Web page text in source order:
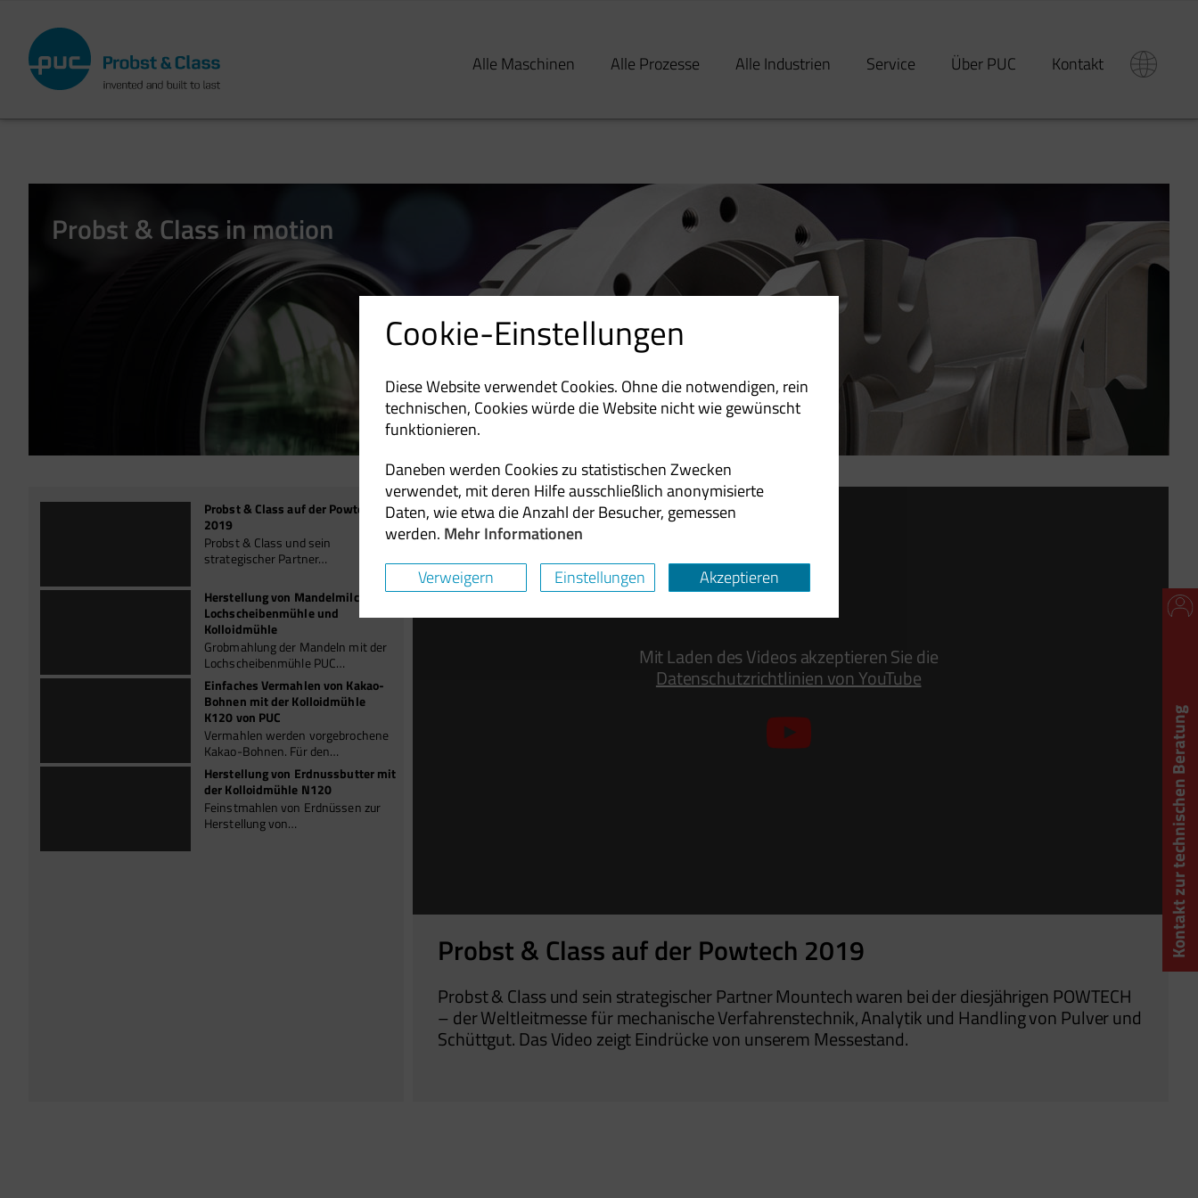
main
content
Cookie-Einstellungen
Diese Website verwendet Cookies. Ohne die notwendigen, rein
technischen, Cookies würde die Website nicht wie gewünscht
funktionieren.
Daneben werden Cookies zu statistischen Zwecken
verwendet, mit deren Hilfe ausschließlich anonymisierte
Daten, wie etwa die Anzahl der Besucher, gemessen
werden. Mehr Informationen
Verweigern
Einstellungen Akzeptieren
Alle Maschinen Alle Prozesse Alle Industrien Service Über PUC Kontakt
Kontakt zur technischen Beratung
Probst & Class in motion
Probst & Class auf der Powtech
2019
Probst & Class und sein
strategischer Partner…
Herstellung von Mandelmilch mit
Lochscheibenmühle und
Kolloidmühle
Grobmahlung der Mandeln mit der
Lochscheibenmühle PUC…
Einfaches Vermahlen von Kakao-
Bohnen mit der Kolloidmühle
K120 von PUC
Vermahlen werden vorgebrochene
Kakao-Bohnen. Für den…
Herstellung von Erdnussbutter mit
der Kolloidmühle N120
Feinstmahlen von Erdnüssen zur
Herstellung von…
Mit Laden des Videos akzeptieren Sie die
Datenschutzrichtlinien von YouTube
Probst & Class auf der Powtech 2019
Probst & Class und sein strategischer Partner Mountech waren bei der diesjährigen POWTECH
– der Weltleitmesse für mechanische Verfahrenstechnik, Analytik und Handling von Pulver und
Schüttgut. Das Video zeigt Eindrücke von unserem Messestand.